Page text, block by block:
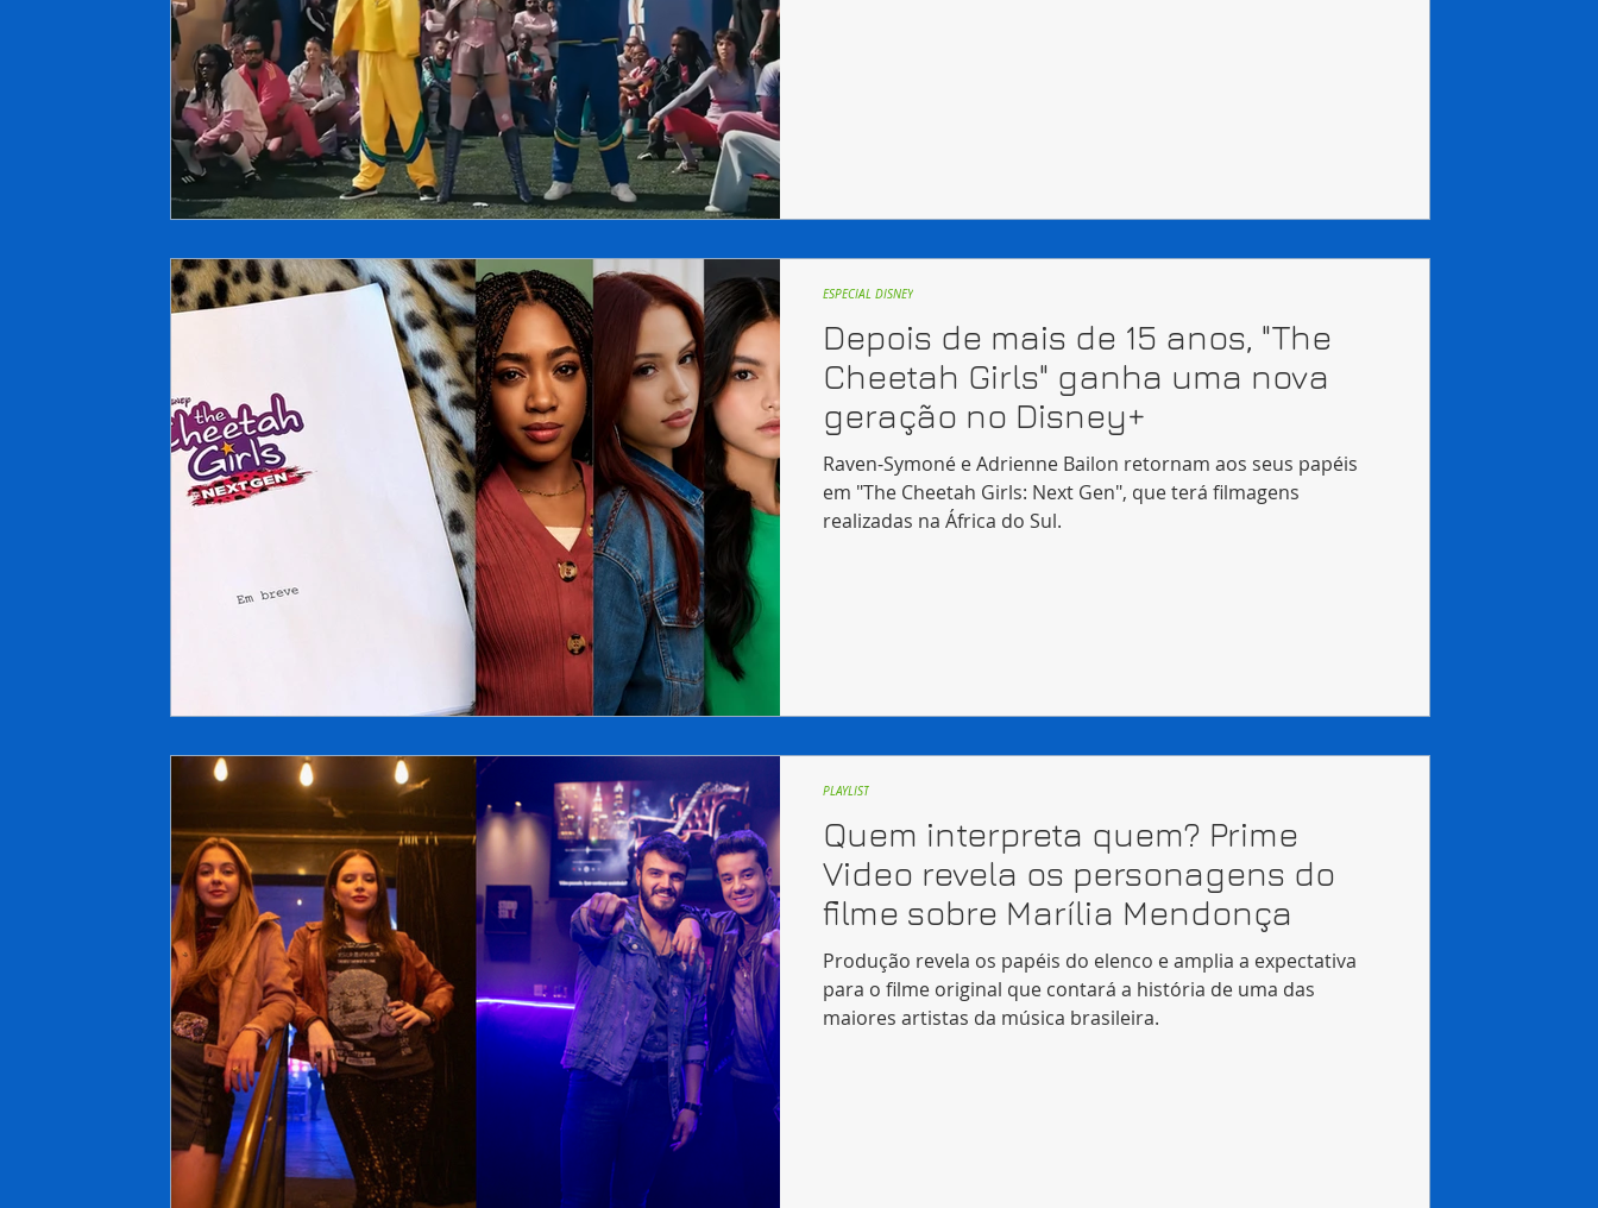
Depois de mais de 15 anos, "The
Cheetah Girls" ganha uma nova
geração no Disney+
Raven-Symoné e Adrienne Bailon retornam aos seus papéis
em "The Cheetah Girls: Next Gen", que terá filmagens
realizadas na África do Sul.
ESPECIAL DISNEY
Quem interpreta quem? Prime
Video revela os personagens do
filme sobre Marília Mendonça
Produção revela os papéis do elenco e amplia a expectativa
para o filme original que contará a história de uma das
maiores artistas da música brasileira.
PLAYLIST